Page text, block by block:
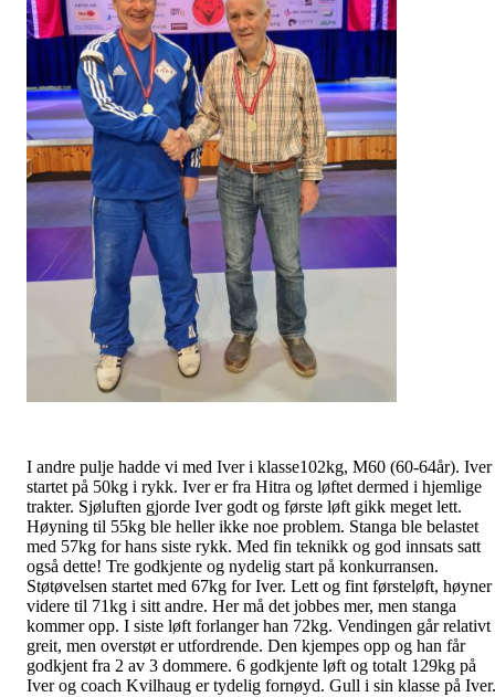
I andre pulje hadde vi med Iver i klasse102kg, M60 (60-64år). Iver
startet på 50kg i rykk. Iver er fra Hitra og løftet dermed i hjemlige
trakter. Sjøluften gjorde Iver godt og første løft gikk meget lett.
Høyning til 55kg ble heller ikke noe problem. Stanga ble belastet
med 57kg for hans siste rykk. Med fin teknikk og god innsats satt
også dette! Tre godkjente og nydelig start på konkurransen.
Støtøvelsen startet med 67kg for Iver. Lett og fint førsteløft, høyner
videre til 71kg i sitt andre. Her må det jobbes mer, men stanga
kommer opp. I siste løft forlanger han 72kg. Vendingen går relativt
greit, men overstøt er utfordrende. Den kjempes opp og han får
godkjent fra 2 av 3 dommere. 6 godkjente løft og totalt 129kg på
Iver og coach Kvilhaug er tydelig fornøyd. Gull i sin klasse på Iver.